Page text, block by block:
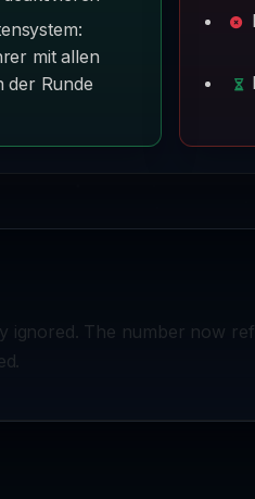
mit allen
der Runde
ignored. The number now